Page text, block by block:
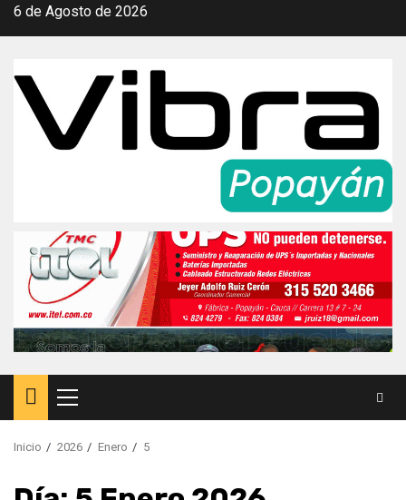
Saltar
6 de Agosto de 2026
Menú
principal
Inicio 2026 Enero 5